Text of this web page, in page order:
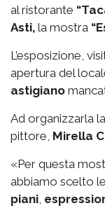
al ristorante
Asti, la mostra
L’esposizione,
apertura del
astigiano
Ad organizzarla
pittore, Mirella
«Per questa
abbiamo scelto
piani